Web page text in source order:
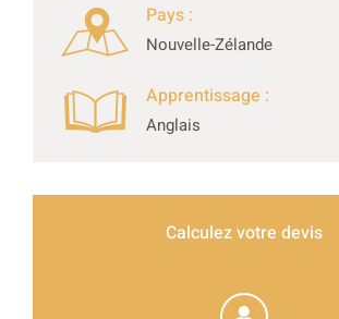
Pays :
Nouvelle-Zélande
Apprentissage :
Anglais
Calculez votre devis